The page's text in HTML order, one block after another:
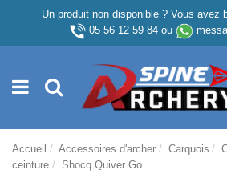
Un produit non disponible ? Vous avez
05 56 12 59 84ou
Accueil Accessoires d'archer Carquois
ceinture
Shocq Quiver Go